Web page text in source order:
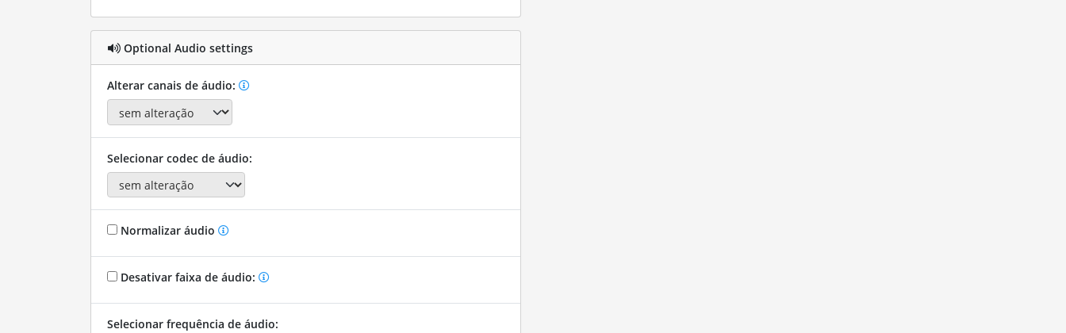
Optional Audio settings
Alterar canais de áudio:
Selecionar codec de áudio:
Normalizar áudio
Desativar faixa de áudio:
Selecionar frequência de áudio: